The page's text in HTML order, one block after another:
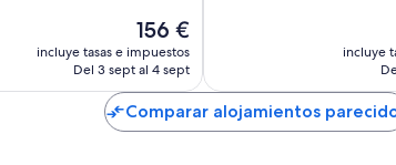
El
precio
actual
de
156 €
156 €
incluye tasas e impuestos
Del 3 sept al 4 sept
incluye
Comparar alojamientos